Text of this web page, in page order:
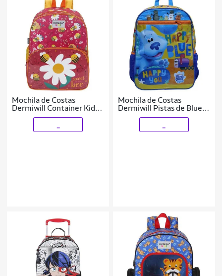
Mochila de Costas
Dermiwill Container Kids
Abelhas Colorido
Mochila de Costas
Dermiwill Pistas de Blue
Laranja